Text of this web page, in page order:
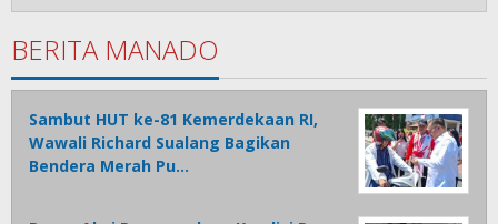
BERITA MANADO
Sambut HUT ke-81 Kemerdekaan RI,
Wawali Richard Sualang Bagikan
Bendera Merah Pu…